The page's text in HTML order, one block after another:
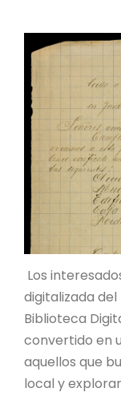
Los
digitalizada
Biblioteca
convertido en
aquellos que
local y